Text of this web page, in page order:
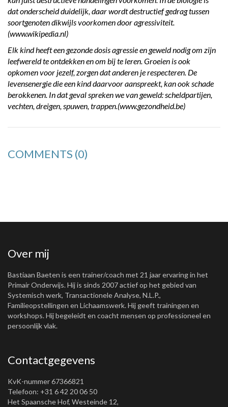
dat onderscheid duidelijk, daar wordt destructief gedrag tussen
soortgenoten dikwijls voorkomen door agressiviteit.
(www.wikipedia.nl)
Elk kind heeft een gezonde dosis agressie en geweld nodig om zijn
leefwereld te ontdekken en om bij te leren. Groeien is ook
opkomen voor jezelf, zorgen dat anderen je respecteren. De
levensenergie die een kind daarvoor aanspreekt, kan ook schade
berokkenen. In dat geval spreken we van geweld: scheldpartijen,
vechten, dreigen, spuwen, trappen.(www.gezondheid.be)
COMMENTS (0)
Over mij
Bastiaan Baeten is een trainer/coach met 21 jaar ervaring in het
Primair Onderwijs. Hij is sinds 2007 actief op het gebied van
Systemisch werk, Transactionele Analyse, N.L.P.,
Familieopstellingen en Lichaamswerk. Hij geeft trainingen en
workshops. Hij begeleidt en coacht mensen op professioneel en
persoonlijk vlak.
Contactgegevens
KvK-nummer 67366821
Telefoon: +31 6 42 20 06 50
Het Spaansche Hof, Westeinde 12,